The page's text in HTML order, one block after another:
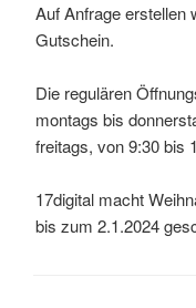
Auf Anfrage erstellen
Gutschein.
Die regulären
montags bis
freitags, von 9:30 bis
17digital macht
bis zum 2.1.2024